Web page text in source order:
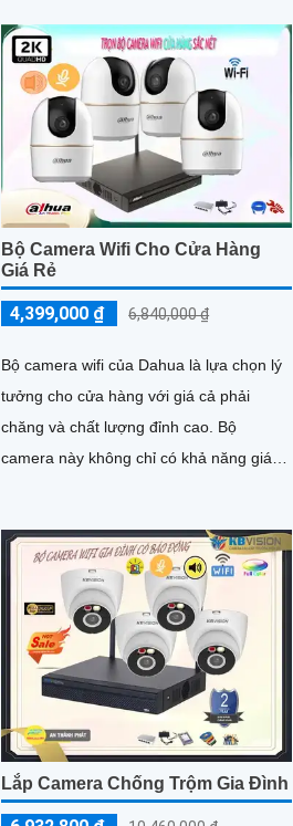
này chắc chắn sẽ mang lại sự an tâm
cho bạn
Bộ Camera Wifi Cho Cửa Hàng
Giá Rẻ
4,399,000 ₫ 6,840,000 ₫
Bộ camera wifi của Dahua là lựa chọn lý
tưởng cho cửa hàng với giá cả phải
chăng và chất lượng đỉnh cao. Bộ
camera này không chỉ có khả năng giám
hàng nắm bắt mọi tình huống một cách
Lắp Camera Chống Trộm Gia Đình